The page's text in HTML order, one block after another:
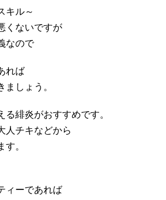
キル～
くないですが
なので
れば
ましょう。
緋炎がおすすめです。
人チキなどから
。
ィーであれば